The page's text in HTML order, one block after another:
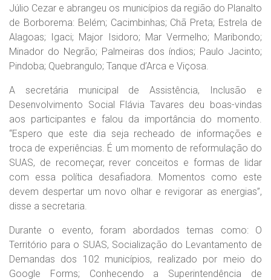
Júlio Cezar e abrangeu os municípios da região do Planalto
de Borborema: Belém; Cacimbinhas; Chã Preta; Estrela de
Alagoas; Igaci; Major Isidoro; Mar Vermelho; Maribondo;
Minador do Negrão; Palmeiras dos índios; Paulo Jacinto;
Pindoba; Quebrangulo; Tanque d’Arca e Viçosa.
A secretária municipal de Assistência, Inclusão e
Desenvolvimento Social Flávia Tavares deu boas-vindas
aos participantes e falou da importância do momento.
“Espero que este dia seja recheado de informações e
troca de experiências. É um momento de reformulação do
SUAS, de recomeçar, rever conceitos e formas de lidar
com essa política desafiadora. Momentos como este
devem despertar um novo olhar e revigorar as energias”,
disse a secretaria.
Durante o evento, foram abordados temas como: O
Território para o SUAS, Socialização do Levantamento de
Demandas dos 102 municípios, realizado por meio do
Google Forms; Conhecendo a Superintendência de